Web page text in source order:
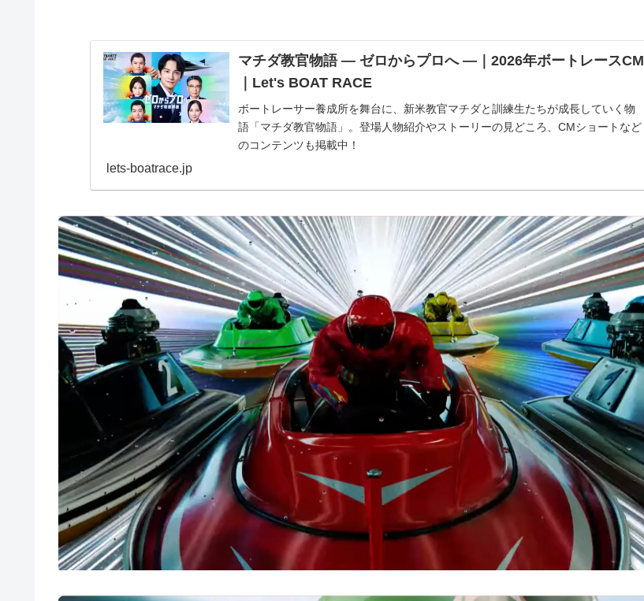
マチダ教官物語 ― ゼロからプロへ ―｜2026年ボートレースCM
｜Let's BOAT RACE
ボートレーサー養成所を舞台に、新米教官マチダと訓練生たちが成長していく物
語「マチダ教官物語」。登場人物紹介やストーリーの見どころ、CMショートなど
のコンテンツも掲載中！
lets-boatrace.jp